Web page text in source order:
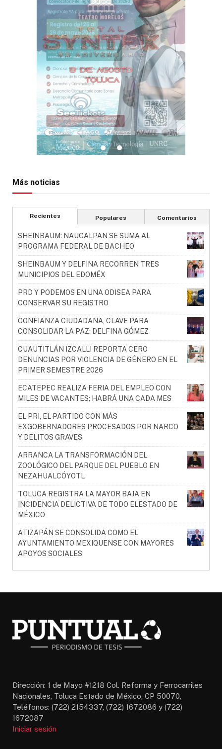
Más noticias
Recientes Populares Comentarios
SHEINBAUM: NAUCALPAN SE SUMA AL
PROGRAMA FEDERAL DE BACHEO
SHEINBAUM Y DELFINA RECORREN TRES
MUNICIPIOS DEL EDOMÉX
PRD Y PODEMOS EN UNA ODISEA PARA
CONSERVAR SU REGISTRO
CONFIANZA CIUDADANA, CLAVE PARA
CONSOLIDAR LA PAZ: DELFINA GÓMEZ
CUAUTITLÁN IZCALLI REPORTA CERO
DENUNCIAS POR VIOLENCIA DE GÉNERO EN EL
PRIMER SEMESTRE 2026
ECATEPEC REALIZA FERIA DEL EMPLEO CON
MILES DE VACANTES; HABRÁ UNA CADA MES
EL PRI, EL PARTIDO CON MÁS
EXGOBERNADORES PROCESADOS POR NARCO
Y DELITOS GRAVES
ARRANCA LA TRANSFORMACIÓN DEL
ZOOLÓGICO DEL PARQUE DEL PUEBLO EN
NEZAHUALCÓYOTL
TOLUCA REGISTRA LA MAYOR BAJA EN
INCIDENCIA DELICTIVA DE TODO ELESTADO DE
MÉXICO
ATIZAPÁN SE CONSOLIDA COMO EL
AYUNTAMIENTO MEXIQUENSE CON MAYORES
APOYOS SOCIALES
Dirección: 1 de Mayo #1218 Col. Reforma y Ferrocarriles
Nacionales, Toluca Estado de México, CP 50070,
Teléfonos: (722) 2154337, (722) 1672086 y (722)
1672087
Iniciar sesión